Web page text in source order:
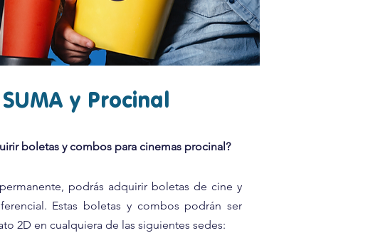
y Procinal
boletas y combos para cinemas procinal?
podrás adquirir boletas de cine y
Estas boletas y combos podrán ser
2D en cualquiera de las siguientes sedes: